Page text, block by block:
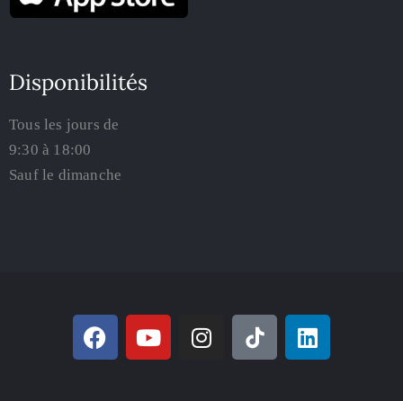
Disponibilités
Tous les jours de
9:30 à 18:00
Sauf le dimanche